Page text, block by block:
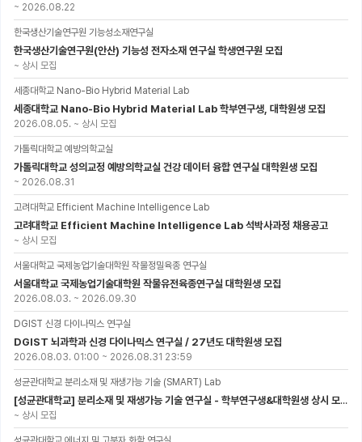
~ 2026.08.22
한국생산기술연구원 기능성소재연구실
한국생산기술연구원(안산) 기능성 전자소재 연구실 학생연구원 모집
~ 상시 모집
세종대학교 Nano-Bio Hybrid Material Lab
세종대학교 Nano-Bio Hybrid Material Lab 학부연구생, 대학원생 모집
2026.08.05. ~ 상시 모집
가톨릭대학교 예방의학교실
가톨릭대학교 성의교정 예방의학교실 건강 데이터 융합 연구실 대학원생 모집
~ 2026.08.31
고려대학교 Efficient Machine Intelligence Lab
고려대학교 Efficient Machine Intelligence Lab 석박사과정 채용공고
~ 상시 모집
서울대학교 국제농업기술대학원 작물정밀육종 연구실
서울대학교 국제농업기술대학원 작물유전육종연구실 대학원생 모집
2026.08.03. ~ 2026.09.30
DGIST 신경 다이나믹스 연구실
DGIST 뇌과학과 신경 다이나믹스 연구실 / 27년도 대학원생 모집
2026.08.03. 01:00 ~ 2026.08.31 23:59
성균관대학교 분리소재 및 재생가능 기술 (SMART) Lab
[성균관대학교] 분리소재 및 재생가능 기술 연구실 - 학부연구생&대학원생 상시 모집 (미래에너지공학과)
~ 상시 모집